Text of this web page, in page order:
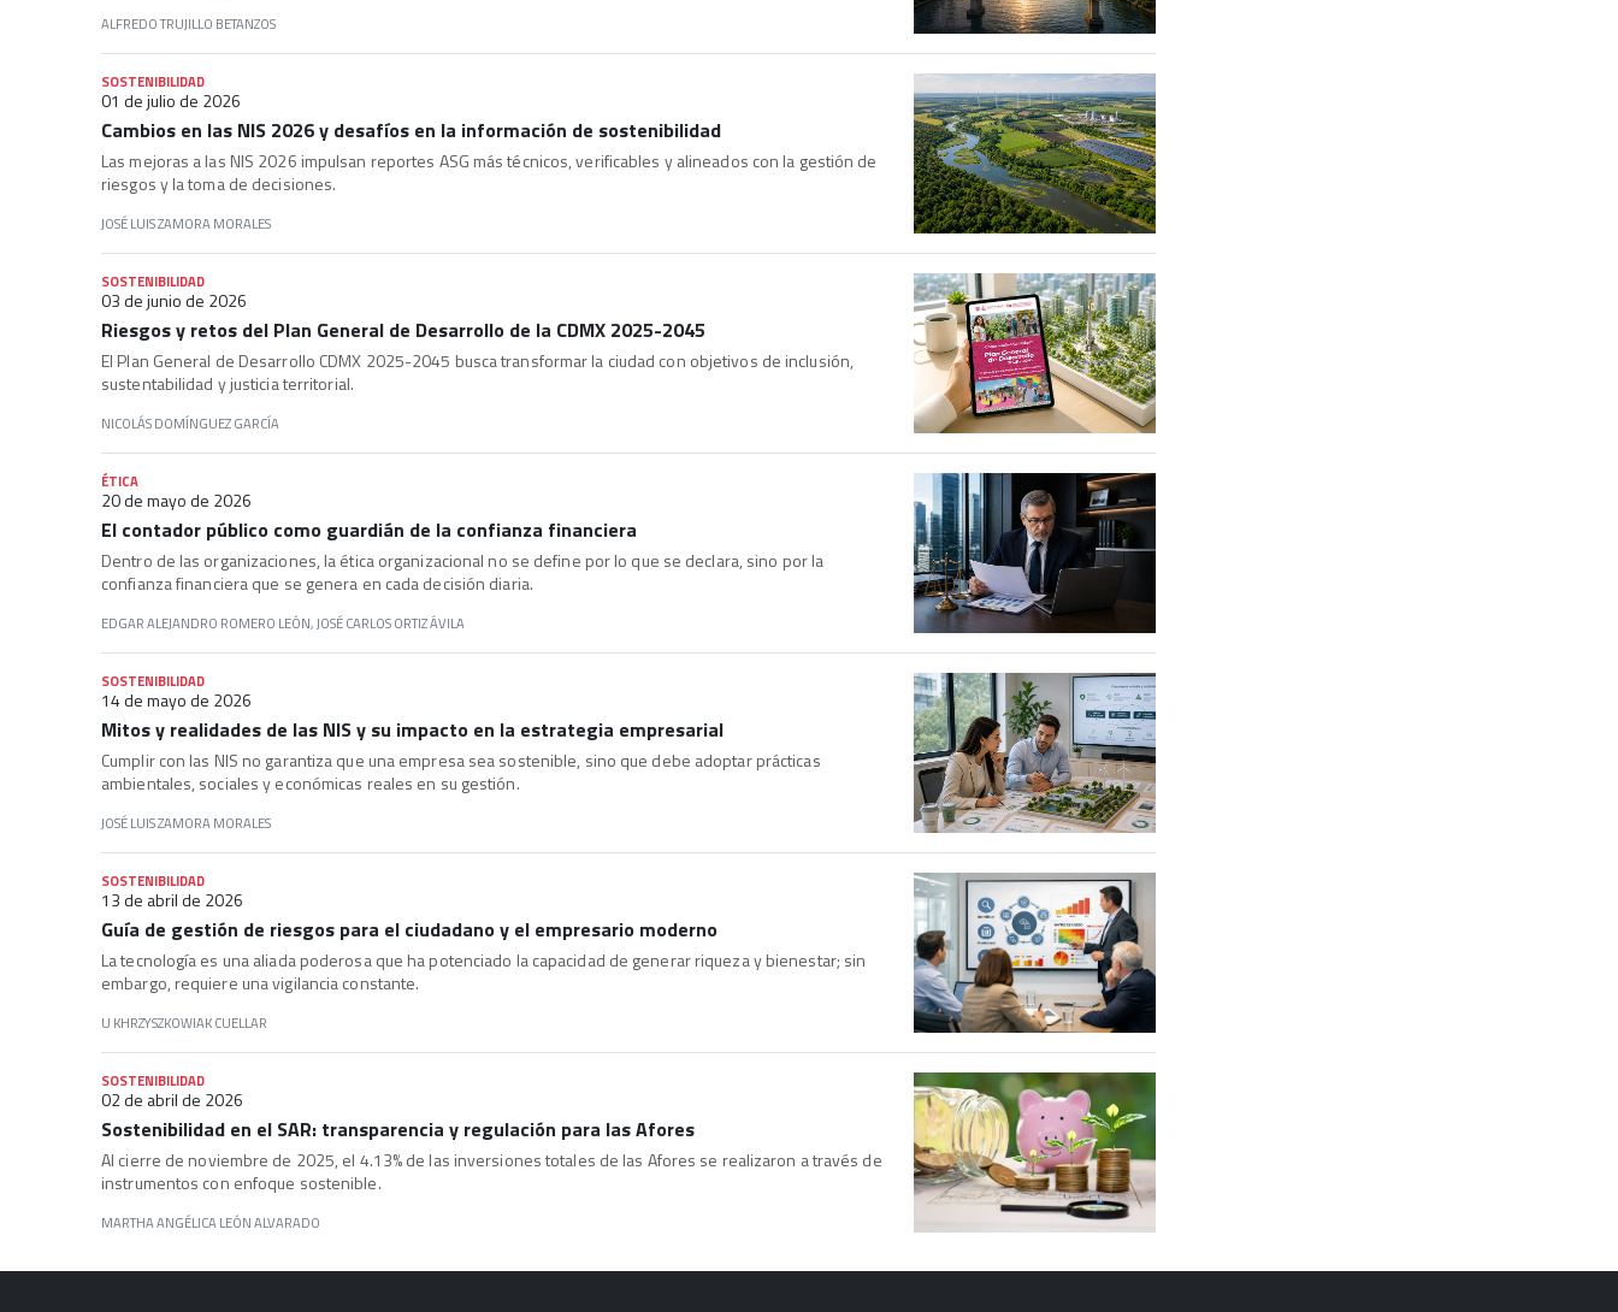
ALFREDO TRUJILLO BETANZOS
SOSTENIBILIDAD
01 de julio de 2026
Cambios en las NIS 2026 y desafíos en la información de sostenibilidad
Las mejoras a las NIS 2026 impulsan reportes ASG más técnicos, verificables y alineados con la gestión de
riesgos y la toma de decisiones.
JOSÉ LUIS ZAMORA MORALES
SOSTENIBILIDAD
03 de junio de 2026
Riesgos y retos del Plan General de Desarrollo de la CDMX 2025-2045
El Plan General de Desarrollo CDMX 2025-2045 busca transformar la ciudad con objetivos de inclusión,
sustentabilidad y justicia territorial.
NICOLÁS DOMÍNGUEZ GARCÍA
ÉTICA
20 de mayo de 2026
El contador público como guardián de la confianza financiera
Dentro de las organizaciones, la ética organizacional no se define por lo que se declara, sino por la
confianza financiera que se genera en cada decisión diaria.
EDGAR ALEJANDRO ROMERO LEÓN, JOSÉ CARLOS ORTIZ ÁVILA
SOSTENIBILIDAD
14 de mayo de 2026
Mitos y realidades de las NIS y su impacto en la estrategia empresarial
Cumplir con las NIS no garantiza que una empresa sea sostenible, sino que debe adoptar prácticas
ambientales, sociales y económicas reales en su gestión.
JOSÉ LUIS ZAMORA MORALES
SOSTENIBILIDAD
13 de abril de 2026
Guía de gestión de riesgos para el ciudadano y el empresario moderno
La tecnología es una aliada poderosa que ha potenciado la capacidad de generar riqueza y bienestar; sin
embargo, requiere una vigilancia constante.
U KHRZYSZKOWIAK CUELLAR
SOSTENIBILIDAD
02 de abril de 2026
Sostenibilidad en el SAR: transparencia y regulación para las Afores
Al cierre de noviembre de 2025, el 4.13% de las inversiones totales de las Afores se realizaron a través de
instrumentos con enfoque sostenible.
MARTHA ANGÉLICA LEÓN ALVARADO